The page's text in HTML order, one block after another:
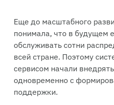
Еще до масштабного
понимала, что в будущем
обслуживать сотни
всей стране. Поэтому
сервисом начали
одновременно с
поддержки.